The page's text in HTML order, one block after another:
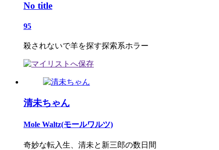
No title
95
殺されないで羊を探す探索系ホラー
清未ちゃん
Mole Waltz(モールワルツ)
奇妙な転入生、清未と新三郎の数日間